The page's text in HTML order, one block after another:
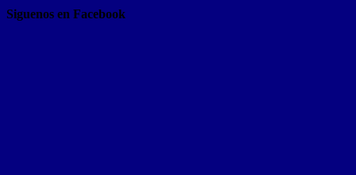
Siguenos en Facebook